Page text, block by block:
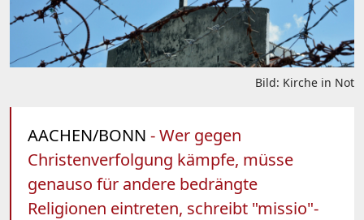
Bild: Kirche in Not
AACHEN/BONN - Wer gegen
Christenverfolgung kämpfe, müsse
genauso für andere bedrängte
Religionen eintreten, schreibt "missio"-